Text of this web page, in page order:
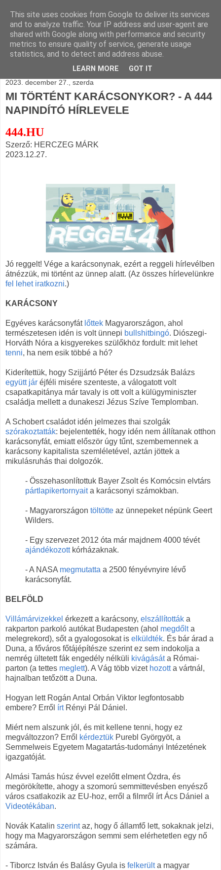
BLOGÁSZAT, napi
blogjava
2023. december 27., szerda
MI TÖRTÉNT KARÁCSONYKOR? - A 444
NAPINDÍTÓ HÍRLEVELE
444.HU
Szerző: HERCZEG MÁRK
2023.12.27.
Jó reggelt! Vége a karácsonynak, ezért a reggeli hírlevélben
átnézzük, mi történt az ünnep alatt. (Az összes hírlevelünkre
fel lehet iratkozni.)
KARÁCSONY
Egyéves karácsonyfát lőttek Magyarországon, ahol
természetesen idén is volt ünnepi bullshitbingó. Diószegi-
Horváth Nóra a kisgyerekes szülőkhöz fordult: mit lehet
tenni, ha nem esik többé a hó?
Kiderítettük, hogy Szijjártó Péter és Dzsudzsák Balázs
együtt jár éjféli misére szenteste, a válogatott volt
csapatkapitánya már tavaly is ott volt a külügyminiszter
családja mellett a dunakeszi Jézus Szíve Templomban.
A Schobert családot idén jelmezes thai szolgák
szórakoztatták: bejelentették, hogy idén nem állítanak otthon
karácsonyfát, emiatt először úgy tűnt, szembemennek a
karácsony kapitalista szemléletével, aztán jöttek a
mikulásruhás thai dolgozók.
- Összehasonlítottuk Bayer Zsolt és Komócsin elvtárs
pártlapikertornyaita karácsonyi számokban.
- Magyarországon töltötte az ünnepeket népünk Geert
Wilders.
- Egy szervezet 2012 óta már majdnem 4000 tévét
ajándékozottkórházaknak.
- A NASA megmutatta a 2500 fényévnyire lévő
karácsonyfát.
BELFÖLD
Villámárvizekkel érkezett a karácsony, elszállították a
rakparton parkoló autókat Budapesten (ahol megdőlta
melegrekord), sőt a gyalogosokat is elküldték. És bár árad a
Duna, a főváros főtájépítésze szerint ez sem indokolja a
nemrég ültetett fák engedély nélküli kivágásáta Római-
parton (a tettes meglett). A Vág több vizet hozotta vártnál,
hajnalban tetőzött a Duna.
Hogyan lett Rogán Antal Orbán Viktor legfontosabb
embere? Erről írtRényi Pál Dániel.
Miért nem alszunk jól, és mit kellene tenni, hogy ez
megváltozzon? Erről kérdeztük Purebl Györgyöt, a
Semmelweis Egyetem Magatartás-tudományi Intézetének
igazgatóját.
Almási Tamás húsz évvel ezelőtt elment Ózdra, és
megörökítette, ahogy a szomorú semmittevésben enyésző
város csatlakozik az EU-hoz, erről a filmről írt Ács Dániel a
Videotékában.
Novák Katalin szerintaz, hogy ő államfő lett, sokaknak jelzi,
hogy ma Magyarországon semmi sem elérhetetlen egy nő
számára.
- Tiborcz István és Balásy Gyula is felkerülta magyar
This site uses cookies from Google to deliver its services
and to analyze traffic. Your IP address and user-agent are
shared with Google along with performance and security
metrics to ensure quality of service, generate usage
statistics, and to detect and address abuse.
LEARN MORE GOT IT